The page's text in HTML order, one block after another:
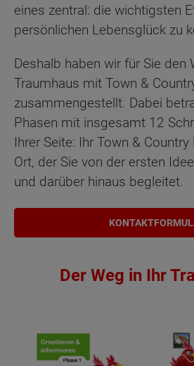
eines zentral: die wichtigsten
persönlichen Lebensglück zu
Deshalb haben wir für Sie den
Traumhaus mit Town &
zusammengestellt. Dabei
Phasen mit insgesamt 12
Ihrer Seite: Ihr Town &
Ort, der Sie von der ersten
und darüber hinaus begleitet.
Der Weg in Ihr